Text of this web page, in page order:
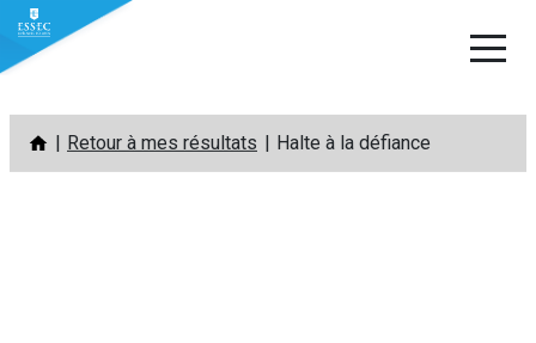
Aller
contenu
Retour à mes résultats Halte à la défiance